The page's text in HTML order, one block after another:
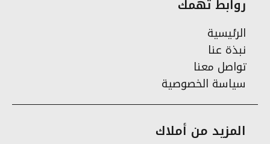
روابط تهمك
الرئيسية
نبذة عنا
تواصل معنا
سياسة الخصوصية
المزيد من أملاك